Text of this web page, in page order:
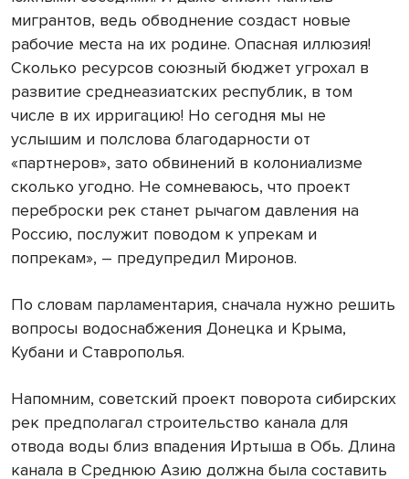
мигрантов, ведь обводнение создаст новые
рабочие места на их родине. Опасная иллюзия!
Сколько ресурсов союзный бюджет угрохал в
развитие среднеазиатских республик, в том
числе в их ирригацию! Но сегодня мы не
услышим и полслова благодарности от
«партнеров», зато обвинений в колониализме
сколько угодно. Не сомневаюсь, что проект
переброски рек станет рычагом давления на
Россию, послужит поводом к упрекам и
попрекам», – предупредил Миронов.
По словам парламентария, сначала нужно решить
вопросы водоснабжения Донецка и Крыма,
Кубани и Ставрополья.
Напомним, советский проект поворота сибирских
рек предполагал строительство канала для
отвода воды близ впадения Иртыша в Обь. Длина
канала в Среднюю Азию должна была составить